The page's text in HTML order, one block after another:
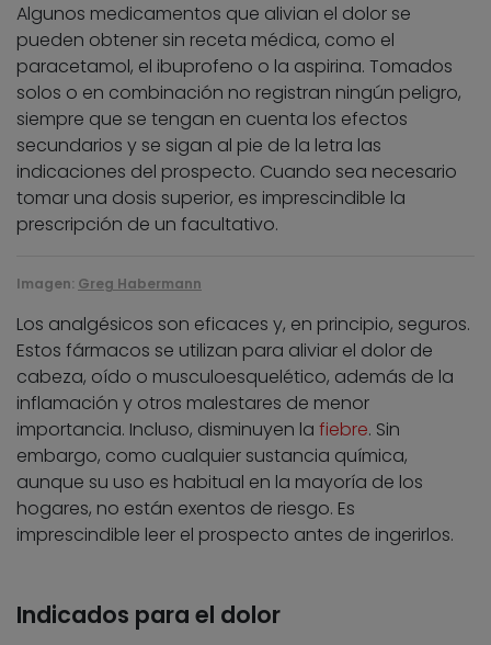
Algunos medicamentos que alivian el dolor se
pueden obtener sin receta médica, como el
paracetamol, el ibuprofeno o la aspirina. Tomados
solos o en combinación no registran ningún peligro,
siempre que se tengan en cuenta los efectos
secundarios y se sigan al pie de la letra las
indicaciones del prospecto. Cuando sea necesario
tomar una dosis superior, es imprescindible la
prescripción de un facultativo.
Imagen: Greg Habermann
Los analgésicos son eficaces y, en principio, seguros.
Estos fármacos se utilizan para aliviar el dolor de
cabeza, oído o musculoesquelético, además de la
inflamación y otros malestares de menor
importancia. Incluso, disminuyen la fiebre. Sin
embargo, como cualquier sustancia química,
aunque su uso es habitual en la mayoría de los
hogares, no están exentos de riesgo. Es
imprescindible leer el prospecto antes de ingerirlos.
Indicados para el dolor